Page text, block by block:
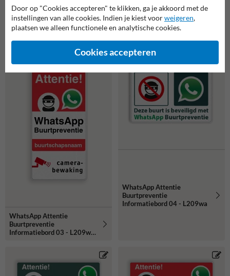
WhatsApp Attentie
Buurtpreventie
Informatiebord 03 - L209wa-
WhatsApp Attentie
Buurtpreventie
Informatiebord 03 - L209wa-
WhatsApp Attentie
Buurtpreventie
Informatiebord 03 - L209wa-
WhatsApp Attentie
Buurtpreventie
Informatiebord 04 - L209wa
Door op "Cookies accepteren" te klikken, ga je akkoord met de
instellingen van alle cookies. Indien je kiest voorweigeren,
plaatsen we alleen functionele en analytische cookies.
Cookies accepteren